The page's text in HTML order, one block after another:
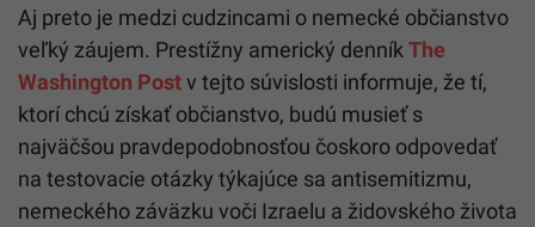
Aj preto je medzi cudzincami o nemecké občianstvo
veľký záujem. Prestížny americký denník The
Washington Postv tejto súvislosti informuje, že tí,
ktorí chcú získať občianstvo, budú musieť s
najväčšou pravdepodobnosťou čoskoro odpovedať
na testovacie otázky týkajúce sa antisemitizmu,
nemeckého záväzku voči Izraelu a židovského života